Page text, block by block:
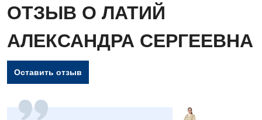
Вакансии
ОТЗЫВ О ЛАТИЙ
АЛЕКСАНДРА СЕРГЕЕВНА
Оставить отзыв